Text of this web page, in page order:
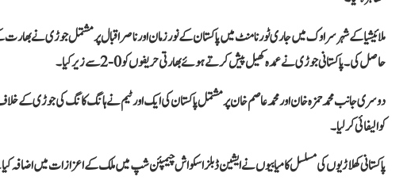
ملائیشیا کے شہر سراوک میں جاری ٹورنامنٹ میں پاکستان کے نور زمان اور ناصر اقبال پر مشتمل جوڑی نے
حاصل کی۔ پاکستانی جوڑی نے عمدہ کھیل پیش کرتے ہوئے بھارتی حریفوں کو 0-2 سے زیر کیا۔
کوالیفائی کر لیا۔
پاکستانی کھلاڑیوں کی مسلسل کامیابیوں نے ایشین ڈبلز اسکواش چیمپئن شپ میں ملک کے اعزازات میں اضافہ